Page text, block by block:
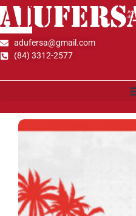
AD do
adufersa@gmail.com
(84) 3312-2577